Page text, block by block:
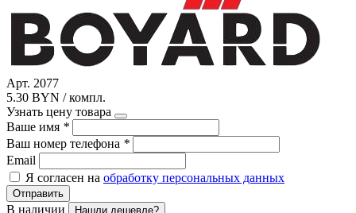
Арт. 2077
5.30 BYN / компл.
Узнать цену товара
Ваше имя *
Ваш номер телефона *
Email
Я согласен на обработку персональных данных
Отправить
В наличии Нашли дешевле?